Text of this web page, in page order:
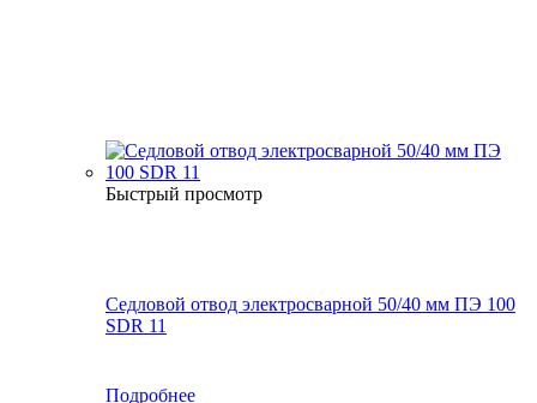
Быстрый просмотр
Седловой отвод электросварной 50/40 мм ПЭ 100
SDR 11
Подробнее